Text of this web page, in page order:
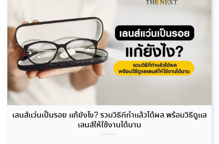
เลนส์แว่นเป็นรอย แก้ยังไง? รวมวิธีที่ทำแล้วได้ผล พร้อมวิธีดูแล
เลนส์ให้ใช้งานได้นาน